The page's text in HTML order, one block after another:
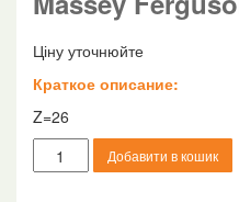
Ціну уточнюйте
Краткое описание:
Z=26
Зірочка
приводу
Добавити в кошик